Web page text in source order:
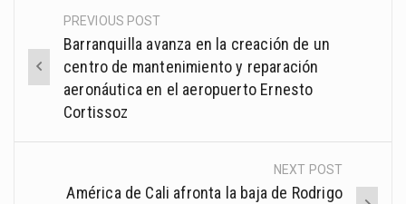
Post
navigation
PREVIOUS POST
Barranquilla avanza en la creación de un
centro de mantenimiento y reparación
aeronáutica en el aeropuerto Ernesto
Cortissoz
NEXT POST
América de Cali afronta la baja de Rodrigo